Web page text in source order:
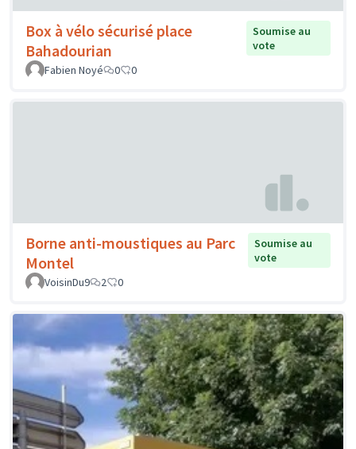
Box à vélo sécurisé place
Bahadourian
Soumise au
vote
Fabien Noyé
0 0
Borne anti-moustiques au Parc
Montel
Soumise au
vote
VoisinDu9
2 0